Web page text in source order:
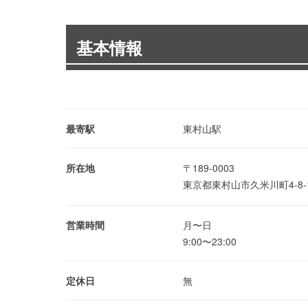
基本情報
最寄駅 東村山駅
所在地
〒189-0003
東京都東村山市久米川町4-
営業時間
月〜日
9:00〜23:00
定休日 無